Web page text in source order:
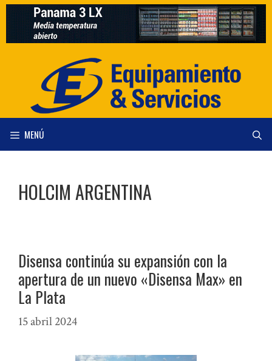
Saltar
contenido
MENÚ
HOLCIM ARGENTINA
Disensa continúa su expansión con la
apertura de un nuevo «Disensa Max» en
La Plata
15 abril 2024